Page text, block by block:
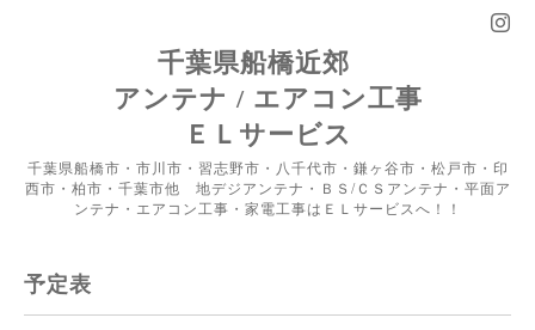
千葉県船橋近郊
アンテナ / エアコン工事
ＥＬサービス
千葉県船橋市・市川市・習志野市・八千代市・鎌ヶ谷市・松戸市・印
西市・柏市・千葉市他 地デジアンテナ・ＢＳ/ＣＳアンテナ・平面ア
ンテナ・エアコン工事・家電工事はＥＬサービスへ！！
予定表